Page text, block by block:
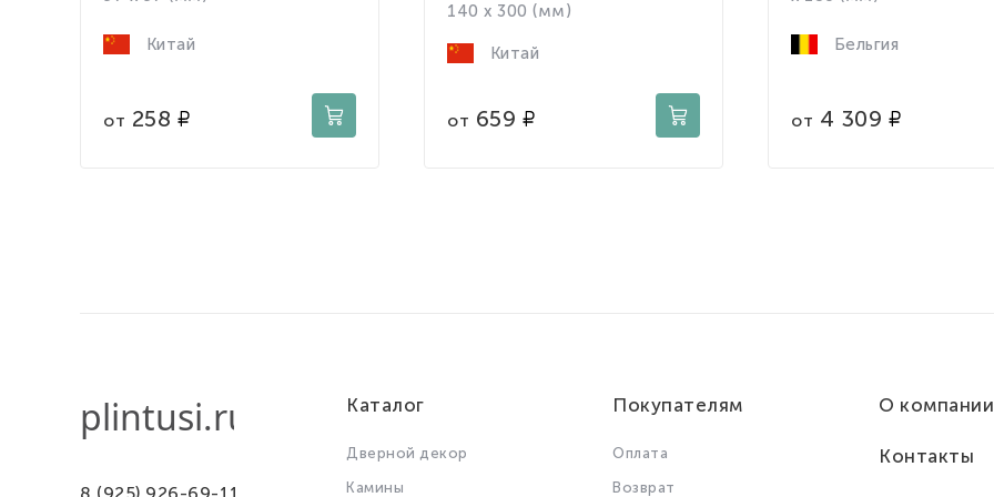
Китай
от 258
140 x 300 (мм)
Китай
от 659
Бельгия
от 4 309
Каталог
Дверной декор
Камины
Покупателям
Оплата
Возврат
О компании
Контакты